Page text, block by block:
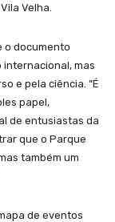
Velha.
o documento
internacional, mas
e pela ciência. “É
papel,
de entusiastas da
que o Parque
também um
de eventos